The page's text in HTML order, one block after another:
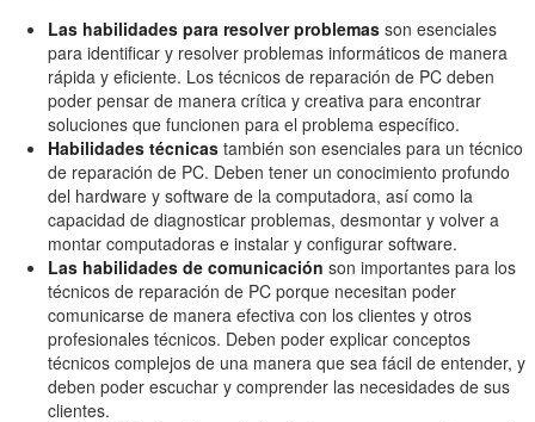
Las habilidades para resolver problemas son esenciales
para identificar y resolver problemas informáticos de manera
rápida y eficiente. Los técnicos de reparación de PC deben
poder pensar de manera crítica y creativa para encontrar
soluciones que funcionen para el problema específico.
Habilidades técnicas también son esenciales para un técnico
de reparación de PC. Deben tener un conocimiento profundo
del hardware y software de la computadora, así como la
capacidad de diagnosticar problemas, desmontar y volver a
montar computadoras e instalar y configurar software.
Las habilidades de comunicación son importantes para los
técnicos de reparación de PC porque necesitan poder
comunicarse de manera efectiva con los clientes y otros
profesionales técnicos. Deben poder explicar conceptos
técnicos complejos de una manera que sea fácil de entender, y
deben poder escuchar y comprender las necesidades de sus
clientes.